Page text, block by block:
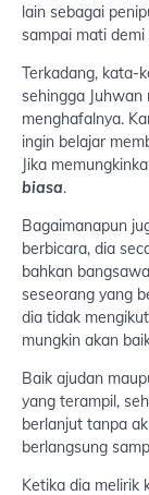
lain sebagai
sampai mati demi
Terkadang, kata-
sehingga Juhwan
menghafalnya.
ingin belajar
Jika
biasa.
Bagaimanapun
berbicara, dia
bahkan
seseorang yang
dia tidak
mungkin akan
Baik ajudan
yang terampil,
berlanjut tanpa
berlangsung
Ketika dia melirik